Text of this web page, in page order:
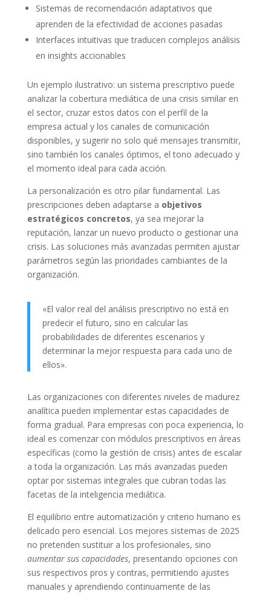
Sistemas de recomendación adaptativos que
aprenden de la efectividad de acciones pasadas
Interfaces intuitivas que traducen complejos análisis
en insights accionables
Un ejemplo ilustrativo: un sistema prescriptivo puede
analizar la cobertura mediática de una crisis similar en
el sector, cruzar estos datos con el perfil de la
empresa actual y los canales de comunicación
disponibles, y sugerir no solo qué mensajes transmitir,
sino también los canales óptimos, el tono adecuado y
el momento ideal para cada acción.
La personalización es otro pilar fundamental. Las
prescripciones deben adaptarse a objetivos
estratégicos concretos, ya sea mejorar la
reputación, lanzar un nuevo producto o gestionar una
crisis. Las soluciones más avanzadas permiten ajustar
parámetros según las prioridades cambiantes de la
organización.
«El valor real del análisis prescriptivo no está en
predecir el futuro, sino en calcular las
probabilidades de diferentes escenarios y
determinar la mejor respuesta para cada uno de
ellos».
Las organizaciones con diferentes niveles de madurez
analítica pueden implementar estas capacidades de
forma gradual. Para empresas con poca experiencia, lo
ideal es comenzar con módulos prescriptivos en áreas
específicas (como la gestión de crisis) antes de escalar
a toda la organización. Las más avanzadas pueden
optar por sistemas integrales que cubran todas las
facetas de la inteligencia mediática.
El equilibrio entre automatización y criterio humano es
delicado pero esencial. Los mejores sistemas de 2025
no pretenden sustituir a los profesionales, sino
aumentar sus capacidades, presentando opciones con
sus respectivos pros y contras, permitiendo ajustes
manuales y aprendiendo continuamente de las